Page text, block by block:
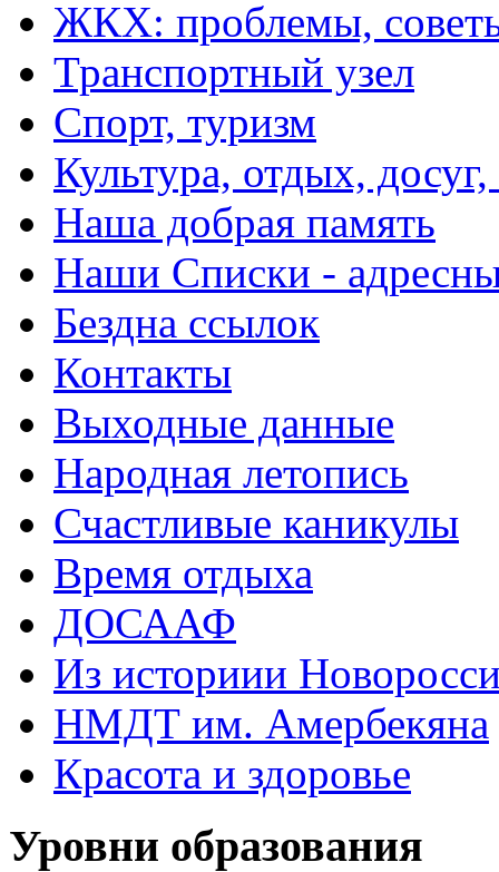
ЖКХ: проблемы,
Транспортный узел
Спорт, туризм
Культура, отдых,
Наша добрая память
Наши Списки -
Бездна ссылок
Контакты
Выходные данные
Народная летопись
Счастливые каникулы
Время отдыха
ДОСААФ
Из историии
НМДТ им. Амербекяна
Красота и здоровье
Уровни образования